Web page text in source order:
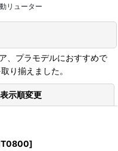
リューター
、プラモデルにおすすめで
り揃えました。
表示順変更
]